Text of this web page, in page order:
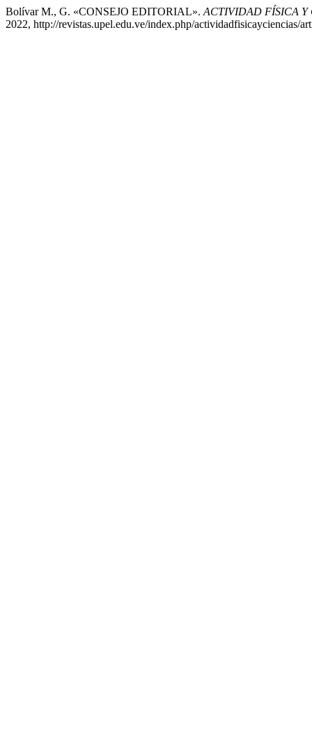
Bolívar M., G. «CONSEJO EDITORIAL». ACTIVIDAD FÍSICA Y
2022, http://revistas.upel.edu.ve/index.php/actividadfisicayciencias/